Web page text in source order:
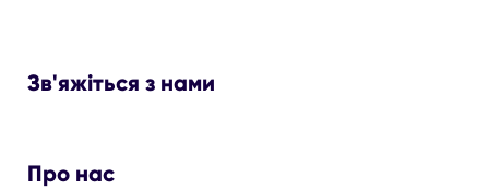
Зв'яжіться з нами
Про нас